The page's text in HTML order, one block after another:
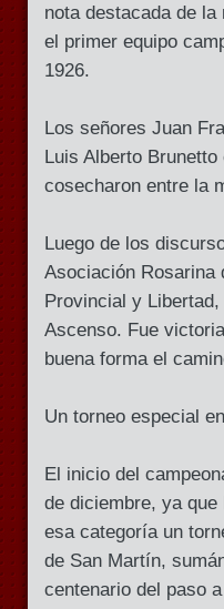
nota destacada de
el primer equipo
1926.
Los señores Juan
Luis Alberto
cosecharon entre la
Luego de los
Asociación Rosarina
Provincial y
Ascenso. Fue
buena forma el
Un torneo especial
El inicio del
de diciembre, ya
esa categoría un
de San Martín,
centenario del paso